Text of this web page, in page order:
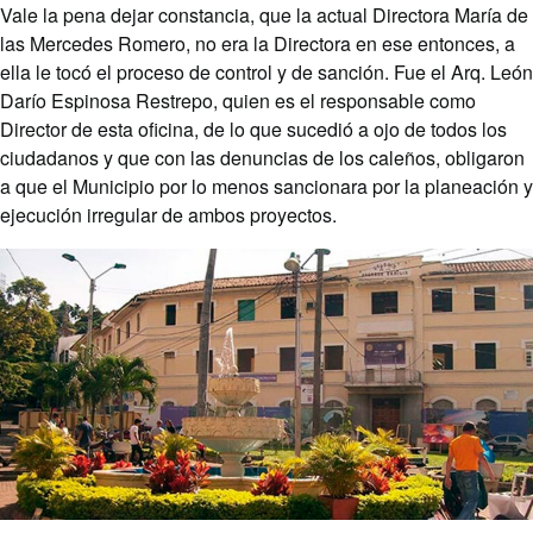
Vale la pena dejar constancia, que la actual Directora María de
las Mercedes Romero, no era la Directora en ese entonces, a
ella le tocó el proceso de control y de sanción. Fue el Arq. León
Darío Espinosa Restrepo, quien es el responsable como
Director de esta oficina, de lo que sucedió a ojo de todos los
ciudadanos y que con las denuncias de los caleños, obligaron
a que el Municipio por lo menos sancionara por la planeación y
ejecución irregular de ambos proyectos.